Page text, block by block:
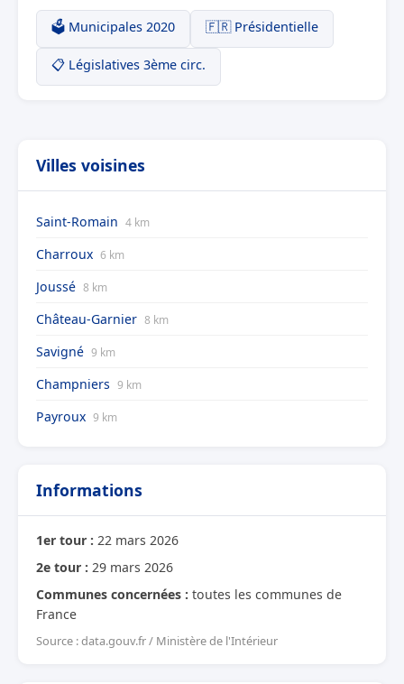
🗳️ Municipales 2020 🇫🇷 Présidentielle
📋 Législatives 3ème circ.
Villes voisines
Saint-Romain 4 km
Charroux 6 km
Joussé 8 km
Château-Garnier 8 km
Savigné 9 km
Champniers 9 km
Payroux 9 km
Informations
1er tour : 22 mars 2026
2e tour : 29 mars 2026
Communes concernées : toutes les communes de
France
Source : data.gouv.fr / Ministère de l'Intérieur